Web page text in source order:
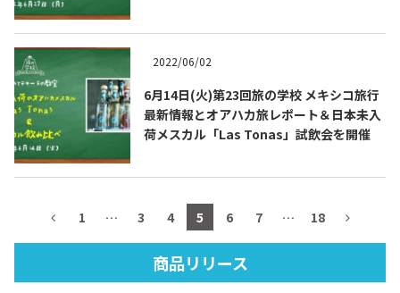
2022/06/02
6月14日(火)第23回旅の学校 メキシコ旅行
最新情報とオアハカ旅レポート＆日本未入
荷メスカル「Las Tonas」試飲会を開催
1 … 3 4 5 6 7 … 18
商品リリース